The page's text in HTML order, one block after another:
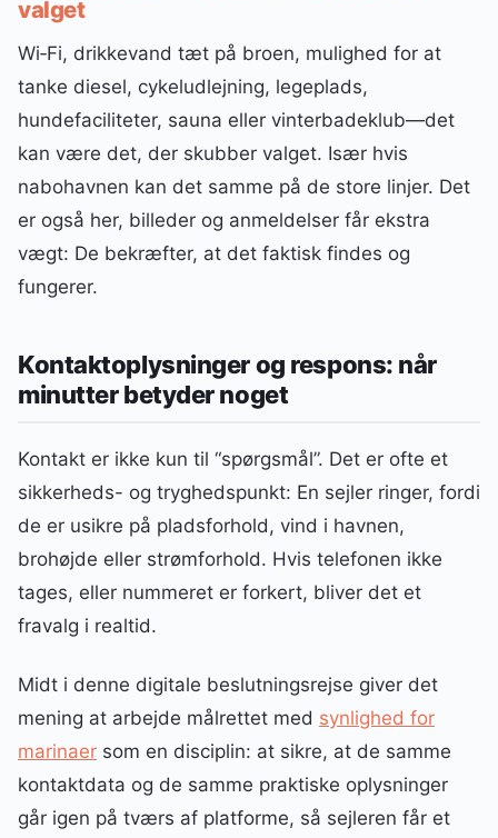
valget
Wi‑Fi, drikkevand tæt på broen, mulighed for at
tanke diesel, cykeludlejning, legeplads,
hundefaciliteter, sauna eller vinterbadeklub—det
kan være det, der skubber valget. Især hvis
nabohavnen kan det samme på de store linjer. Det
er også her, billeder og anmeldelser får ekstra
vægt: De bekræfter, at det faktisk findes og
fungerer.
Kontaktoplysninger og respons: når
minutter betyder noget
Kontakt er ikke kun til “spørgsmål”. Det er ofte et
sikkerheds- og tryghedspunkt: En sejler ringer, fordi
de er usikre på pladsforhold, vind i havnen,
brohøjde eller strømforhold. Hvis telefonen ikke
tages, eller nummeret er forkert, bliver det et
fravalg i realtid.
Midt i denne digitale beslutningsrejse giver det
mening at arbejde målrettet med synlighed for
marinaer som en disciplin: at sikre, at de samme
kontaktdata og de samme praktiske oplysninger
går igen på tværs af platforme, så sejleren får et